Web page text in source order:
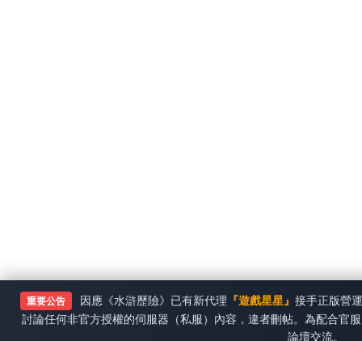
重要公告 因應《水滸歷險》已有新代理 『遊戲星星』 接手正版營
討論任何非官方授權的伺服器（私服）內容，違者刪帖。為配合官
論壇交流。